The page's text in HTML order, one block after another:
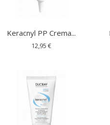
Keracnyl PP Crema...
12,95 €